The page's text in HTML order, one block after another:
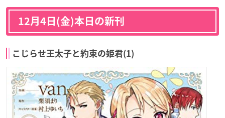
12月4日(金)本日の新刊
こじらせ王太子と約束の姫君(1)